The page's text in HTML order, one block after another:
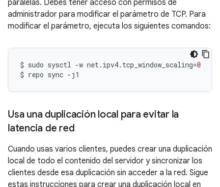
paralelas. Debes tener acceso con permisos de
administrador para modificar el parámetro de TCP. Para
modificar el parámetro, ejecuta los siguientes comandos:
$ sudo sysctl -w net.ipv4.tcp_window_scaling=0
$ repo sync
Usa una duplicación local para evitar la
latencia de red
Cuando usas varios clientes, puedes crear una duplicación
local de todo el contenido del servidor y sincronizar los
clientes desde esa duplicación sin acceder a la red. Sigue
estas instrucciones para crear una duplicación local en